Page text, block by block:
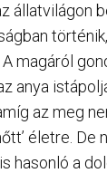
állatvilágon
magáról
anya
az meg
életre. De
hasonló a